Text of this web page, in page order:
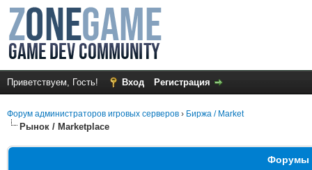
Приветствуем, Гость! Вход Регистрация
Форум администраторов игровых серверов › Биржа / Market
Рынок / Marketplace
Форумы